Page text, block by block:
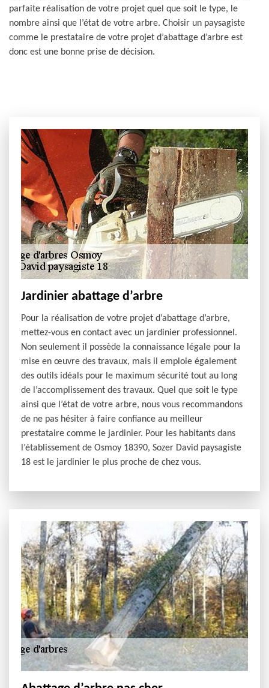
parfaite réalisation de votre projet quel que soit le type, le
nombre ainsi que l’état de votre arbre. Choisir un paysagiste
comme le prestataire de votre projet d’abattage d’arbre est
donc est une bonne prise de décision.
Jardinier abattage d’arbre
Pour la réalisation de votre projet d’abattage d’arbre,
mettez-vous en contact avec un jardinier professionnel.
Non seulement il possède la connaissance légale pour la
mise en œuvre des travaux, mais il emploie également
des outils idéals pour le maximum sécurité tout au long
de l’accomplissement des travaux. Quel que soit le type
ainsi que l’état de votre arbre, nous vous recommandons
de ne pas hésiter à faire confiance au meilleur
prestataire comme le jardinier. Pour les habitants dans
l’établissement de Osmoy 18390, Sozer David paysagiste
18 est le jardinier le plus proche de chez vous.